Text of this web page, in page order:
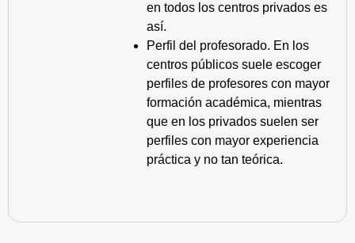
en todos los centros privados es
así.
Perfil del profesorado. En los
centros públicos suele escoger
perfiles de profesores con mayor
formación académica, mientras
que en los privados suelen ser
perfiles con mayor experiencia
práctica y no tan teórica.